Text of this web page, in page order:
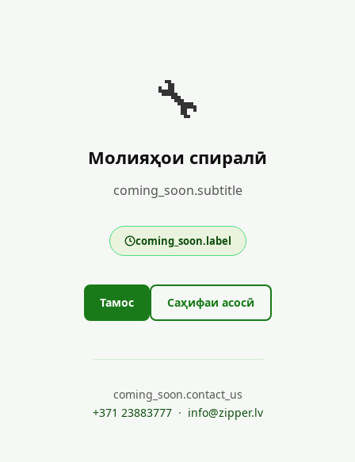
🔧
Молияҳои спиралӣ
coming_soon.subtitle
coming_soon.label
Тамос Саҳифаи асосӣ
coming_soon.contact_us
+371 23883777· info@zipper.lv